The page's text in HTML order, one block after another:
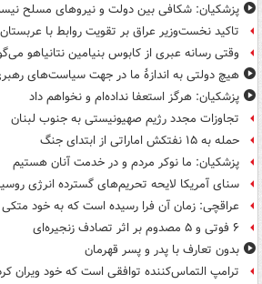
پزشکیان: شکافی بین دولت و نیروهای مسلح
تاکید نخست‌وزیر عراق بر تقویت روابط با عربستان
وقتی رسانه عبری از کابوس بنیامین نتانیاهو
هیچ دولتی به اندازۀ ما در جهت سیاست‌های
پزشکیان: هرگز استعفا نداده‌ام و نخواهم داد
تجاوزات مجدد رژیم صهیونیستی به جنوب لبنان
حمله به ۱۵ نفتکش‌ اماراتی از ابتدای جنگ
پزشکیان: ما نوکر مردم و در خدمت آنان هستیم
سنای آمریکا لایحه تحریم‌های گسترده انرژی
عراقچی: زمان آن فرا رسیده است که به خود
۶ فوتی و ۵ مصدوم بر اثر تصادف زنجیره‌ای
بدون تعارف با پدر و پسر قهرمان
ترامپ التماس‌کننده توافقی است که خود ویران